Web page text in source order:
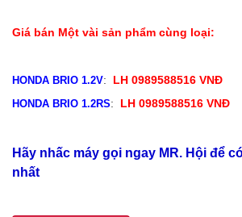
Giá bán Một vài sản phẩm cùng loại:
HONDA BRIO 1.2V: LH 0989588516 VNĐ
HONDA BRIO 1.2RS: LH 0989588516 VNĐ
Hãy nhấc máy gọi ngay MR. Hội để
nhất